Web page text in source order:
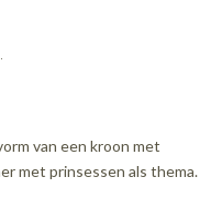
van een kroon met
met prinsessen als thema.